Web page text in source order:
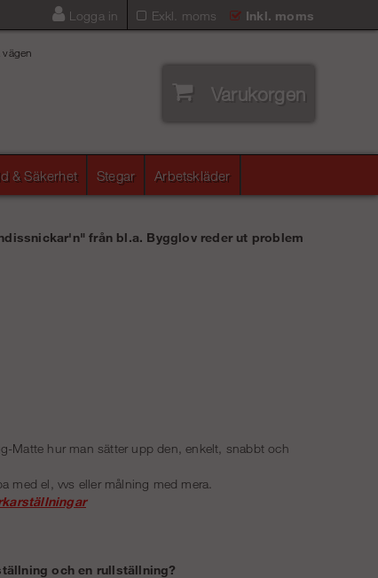
Exkl. moms Inkl. moms
Logga in
vägen
Varukorgen
& Säkerhet Stegar Arbetskläder
från bl.a. Bygglov reder ut problem
Matte hur man sätter upp den, enkelt, snabbt och
med el, vvs eller målning med mera.
och en rullställning?